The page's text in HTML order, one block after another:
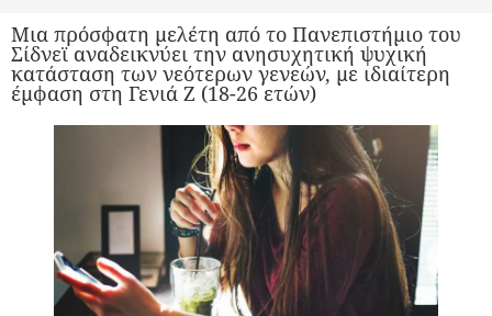
Μια πρόσφατη μελέτη από το Πανεπιστήμιο του
Σίδνεϊ αναδεικνύει την ανησυχητική ψυχική
κατάσταση των νεότερων γενεών, με ιδιαίτερη
έμφαση στη Γενιά Ζ (18-26 ετών)